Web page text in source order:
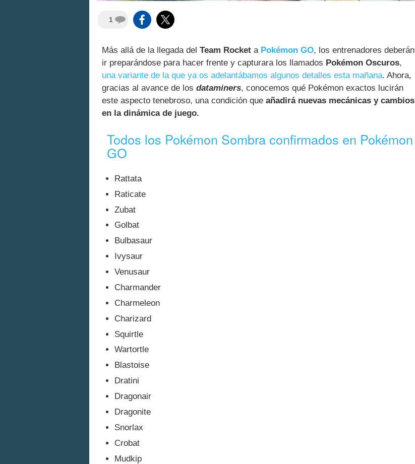
1
Más allá de la llegada del Team Rocket a Pokémon GO, los entrenadores deberán
ir preparándose para hacer frente y capturara los llamados Pokémon Oscuros,
una variante de la que ya os adelantábamos algunos detalles esta mañana. Ahora,
gracias al avance de los dataminers, conocemos qué Pokémon exactos lucirán
este aspecto tenebroso, una condición que añadirá nuevas mecánicas y cambios
en la dinámica de juego.
Todos los Pokémon Sombra confirmados en Pokémon
GO
Rattata
Raticate
Zubat
Golbat
Bulbasaur
Ivysaur
Venusaur
Charmander
Charmeleon
Charizard
Squirtle
Wartortle
Blastoise
Dratini
Dragonair
Dragonite
Snorlax
Crobat
Mudkip